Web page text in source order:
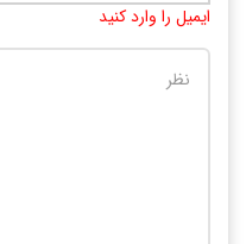
ایمیل را وارد کنید